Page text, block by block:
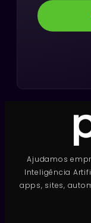
Ajudamos
Inteligência
apps, sites,